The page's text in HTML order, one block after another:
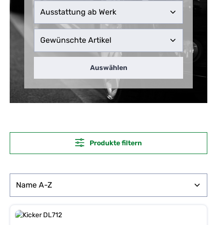
Auswählen
Produkte filtern